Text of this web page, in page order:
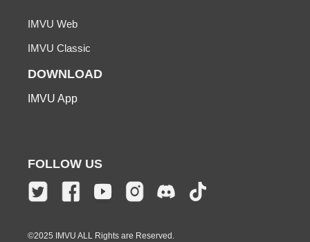
IMVU Web
IMVU Classic
DOWNLOAD
IMVU App
FOLLOW US
©2025 IMVU ALL Rights are Reserved.